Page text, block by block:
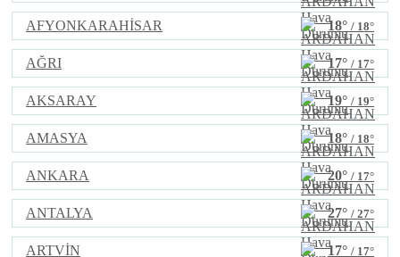
AFYONKARAHİSAR 18° / 18°
AĞRI 17° / 17°
AKSARAY 19° / 19°
AMASYA 18° / 18°
ANKARA 20° / 17°
ANTALYA 27° / 27°
ARTVİN 17° / 17°